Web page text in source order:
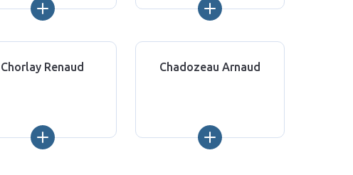
Chorlay Renaud Chadozeau Arnaud